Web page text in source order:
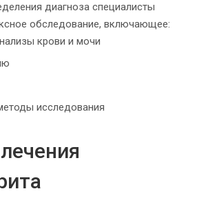
диагноза специалисты
обследование, включающее:
крови и мочи
исследования